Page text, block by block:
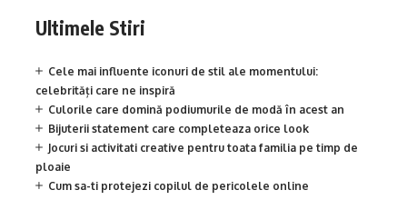
Ultimele Stiri
Cele mai influente iconuri de stil ale momentului:
celebrități care ne inspiră
Culorile care domină podiumurile de modă în acest an
Bijuterii statement care completeaza orice look
Jocuri si activitati creative pentru toata familia pe timp de
ploaie
Cum sa-ti protejezi copilul de pericolele online